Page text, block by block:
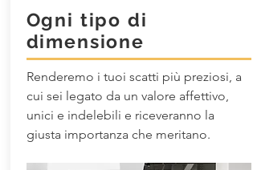
Ogni tipo di
dimensione
Renderemo i tuoi scatti più preziosi, a
cui sei legato da un valore affettivo,
unici e indelebili e riceveranno la
giusta importanza che meritano.